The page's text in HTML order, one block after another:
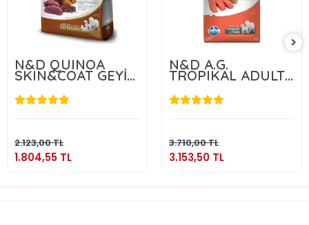
N&D QUINOA
SKIN&COAT GEYİK
2.5 KG
2.123,00 TL
1.804,55 TL
1.804,55 TL
N&D A.G.
TROPIKAL ADULT
MEDIUM & MAXI
SALMON 10 KG
3.710,00 TL
3.153,50 TL
3.153,50 TL